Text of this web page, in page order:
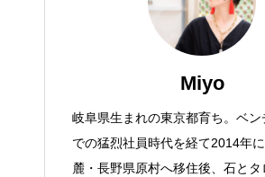
Miyo
岐阜県生まれの東京都育ち。ベン
での猛烈社員時代を経て2014年
麓・長野県原村へ移住後、石とタ